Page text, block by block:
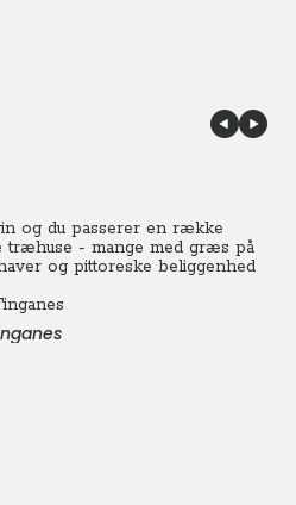
og du passerer en række
- mange med græs på
og pittoreske beliggenhed